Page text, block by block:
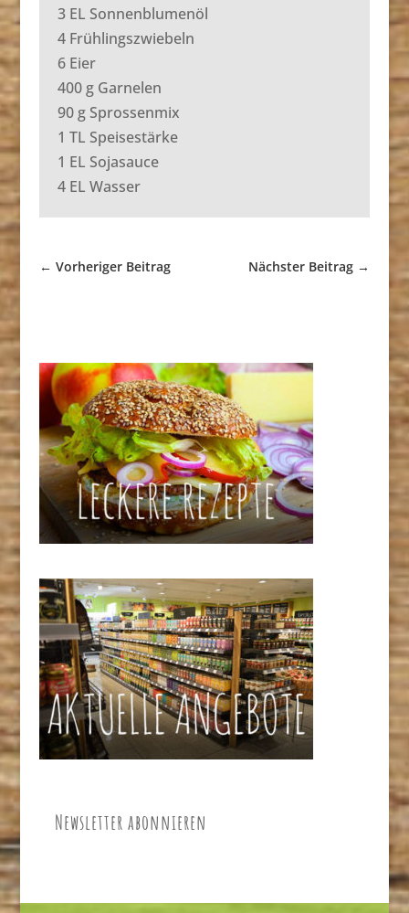
3 EL Sonnenblumenöl
4 Frühlingszwiebeln
6 Eier
400 g Garnelen
90 g Sprossenmix
1 TL Speisestärke
1 EL Sojasauce
4 EL Wasser
← Vorheriger Beitrag Nächster Beitrag →
Newsletter abonnieren